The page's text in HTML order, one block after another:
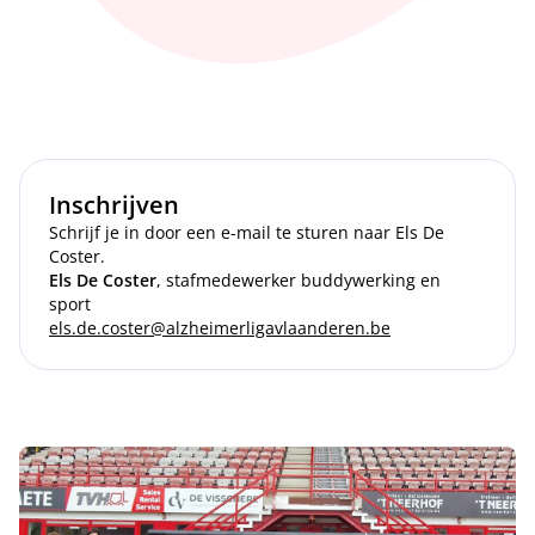
Inschrijven
Schrijf je in door een e-mail te sturen naar Els De
Coster.
Els De Coster, stafmedewerker buddywerking en
sport
els.de.coster@alzheimerligavlaanderen.be